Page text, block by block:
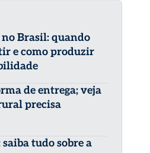
Brasil: quando
e como produzir
de entrega; veja
precisa
tudo sobre a